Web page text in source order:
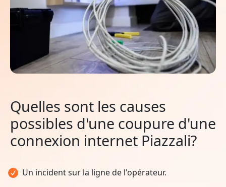
Quelles sont les causes
possibles d'une coupure d'une
connexion internet Piazzali?
Un incident sur la ligne de l'opérateur.